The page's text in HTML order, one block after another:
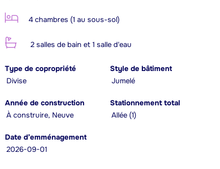
4 chambres (1 au sous-sol)
2 salles de bain et 1 salle d'eau
Type de copropriété
Divise
Style de bâtiment
Jumelé
Année de construction
À construire, Neuve
Stationnement total
Allée (1)
Date d’emménagement
2026-09-01